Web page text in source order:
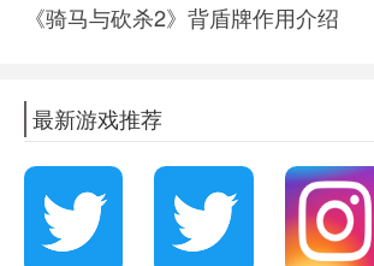
《骑马与砍杀2》背盾牌作用介绍
最新游戏推荐